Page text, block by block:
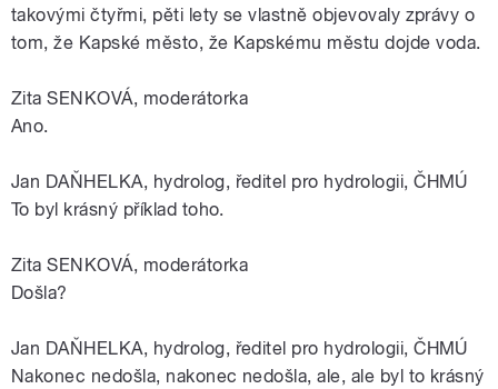
takovými čtyřmi, pěti lety se vlastně objevovaly zprávy o
tom, že Kapské město, že Kapskému městu dojde voda.
Zita SENKOVÁ, moderátorka
Ano.
Jan DAŇHELKA, hydrolog, ředitel pro hydrologii, ČHMÚ
To byl krásný příklad toho.
Zita SENKOVÁ, moderátorka
Došla?
Jan DAŇHELKA, hydrolog, ředitel pro hydrologii, ČHMÚ
Nakonec nedošla, nakonec nedošla, ale, ale byl to krásný